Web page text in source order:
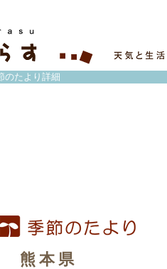
のたより詳細
熊本県